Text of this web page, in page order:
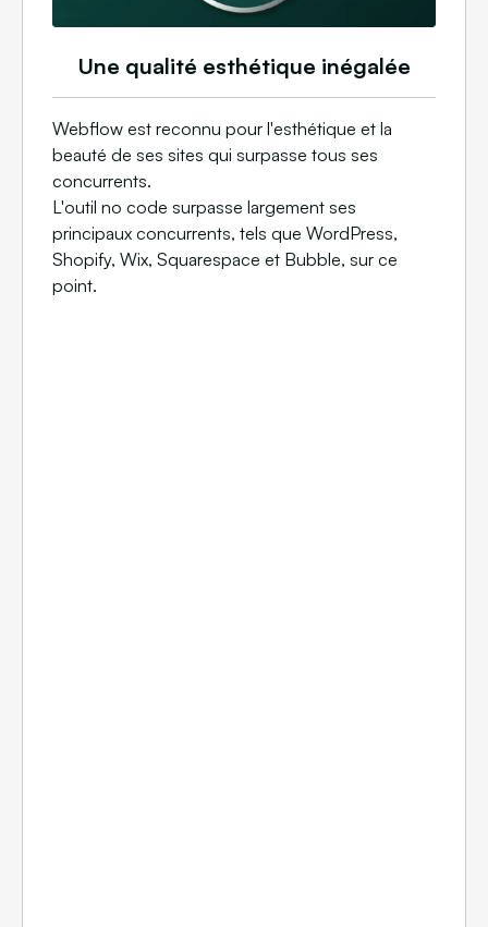
Une qualité esthétique inégalée
Webflow est reconnu pour l'esthétique et la
beauté de ses sites qui surpasse tous ses
concurrents.
L'outil no code surpasse largement ses
principaux concurrents, tels que WordPress,
Shopify, Wix, Squarespace et Bubble, sur ce
point.